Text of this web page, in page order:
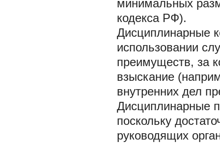
минимальных
кодекса РФ).
Дисциплинарные
использовании
преимуществ, за
взыскание
внутренних дел
Дисциплинарные
поскольку
руководящих